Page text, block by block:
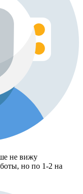
не вижу
но по 1-2 на